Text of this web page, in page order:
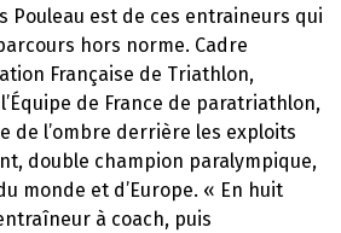
Pouleau est de ces entraineurs qui
hors norme. Cadre
Française de Triathlon,
de France de paratriathlon,
de l’ombre derrière les exploits
double champion paralympique,
monde et d’Europe. « En huit
à coach, puis